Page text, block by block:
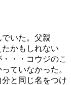
いた。父親
かもしれない
・・コウジのこ
ていなかった。
と同じ名をつけ